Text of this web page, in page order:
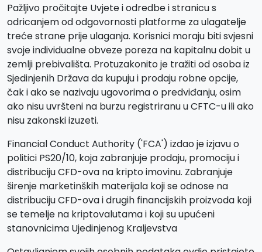
Pažljivo pročitajte Uvjete i odredbe i stranicu s
odricanjem od odgovornosti platforme za ulagatelje
treće strane prije ulaganja. Korisnici moraju biti svjesni
svoje individualne obveze poreza na kapitalnu dobit u
zemlji prebivališta. Protuzakonito je tražiti od osoba iz
Sjedinjenih Država da kupuju i prodaju robne opcije,
čak i ako se nazivaju ugovorima o predviđanju, osim
ako nisu uvršteni na burzu registriranu u CFTC-u ili ako
nisu zakonski izuzeti.
Financial Conduct Authority ('FCA') izdao je izjavu o
politici PS20/10, koja zabranjuje prodaju, promociju i
distribuciju CFD-ova na kripto imovinu. Zabranjuje
širenje marketinških materijala koji se odnose na
distribuciju CFD-ova i drugih financijskih proizvoda koji
se temelje na kriptovalutama i koji su upućeni
stanovnicima Ujedinjenog Kraljevstva